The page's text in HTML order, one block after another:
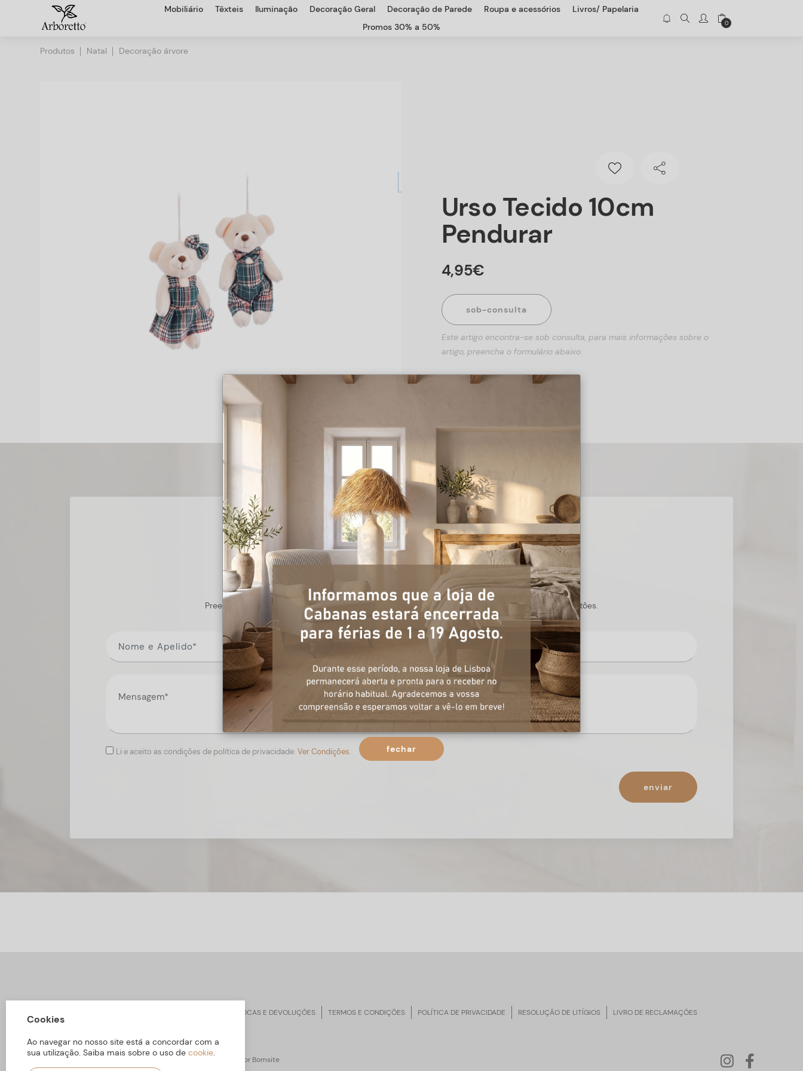
Mobiliário Têxteis Iluminação Decoração Geral Decoração de Parede Roupa e acessórios
Livros/ Papelaria
Promos 30% a 50%
0
Produtos Natal Decoração árvore
Urso Tecido 10cm
Pendurar
4,95€
sob-consulta
Este artigo encontra-se sob consulta, para mais informações sobre o
artigo, preencha o formulário abaixo.
+ informações
Preencha o formulário, e num curto espaço de tempo, temos respostas para todas as suas questões.
Li e aceito as condições de política de privacidade. Ver Condições.
enviar
TROCAS E DEVOLUÇÕES TERMOS E CONDIÇÕES POLÍTICA DE PRIVACIDADE RESOLUÇÃO DE LITÍGIOS LIVRO DE RECLAMAÇÕES
ARBORETTO © Todos os Direitos Reservados | Desenvolvido por Bomsite
Cookies
Ao navegar no nosso site está a concordar com a
sua utilização. Saiba mais sobre o uso de cookie.
fechar